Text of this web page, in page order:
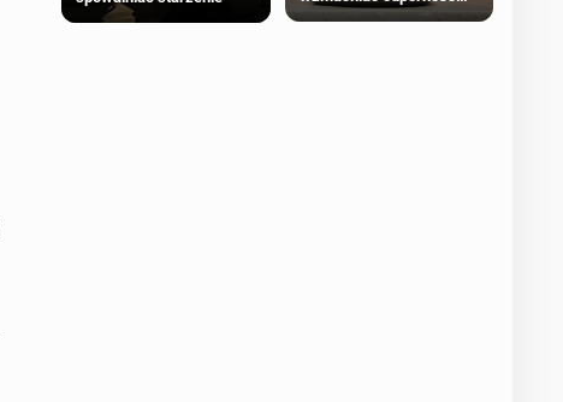
przeciw nowotworom